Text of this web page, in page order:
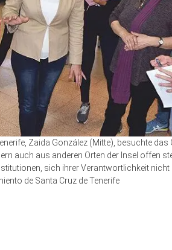
Zaida González (Mitte), besuchte
auch aus anderen Orten der Insel offen
sich ihrer Verantwortlichkeit nicht
de Santa Cruz de Tenerife